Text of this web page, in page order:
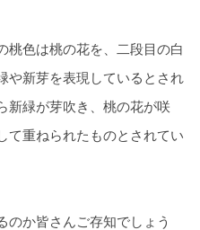
桃色は桃の花を、二段目の白
や新芽を表現しているとされ
新緑が芽吹き、桃の花が咲
て重ねられたものとされてい
のか皆さんご存知でしょう